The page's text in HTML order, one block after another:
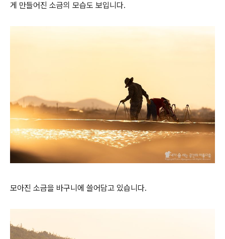
게 만들어진 소금의 모습도 보입니다.
모아진 소금을 바구니에 쓸어담고 있습니다.